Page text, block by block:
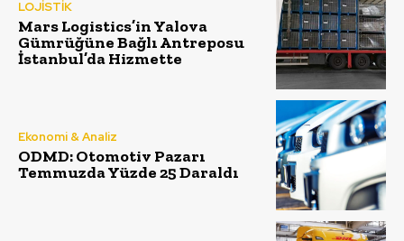
LOJİSTİK
Mars Logistics’in Yalova
Gümrüğüne Bağlı Antreposu
İstanbul’da Hizmette
Ekonomi & Analiz
ODMD: Otomotiv Pazarı
Temmuzda Yüzde 25 Daraldı